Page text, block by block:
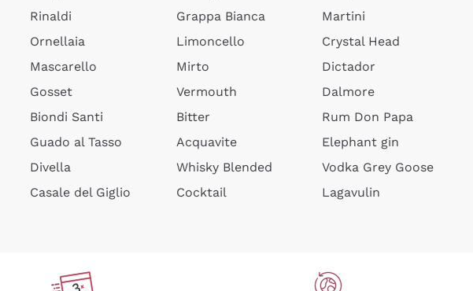
Rinaldi
Ornellaia
Mascarello
Gosset
Biondi Santi
Guado al Tasso
Divella
Casale del Giglio
Grappa Bianca
Limoncello
Mirto
Vermouth
Bitter
Acquavite
Whisky Blended
Cocktail
Martini
Crystal Head
Dictador
Dalmore
Rum Don Papa
Elephant gin
Vodka Grey Goose
Lagavulin